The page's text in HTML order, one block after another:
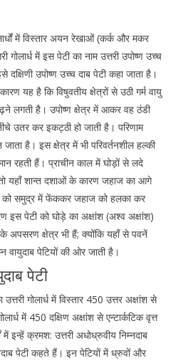
में विस्तार अयन रेखाओं (कर्क और मकर
गोलार्ध में इस पेटी का नाम उत्तरी उपोष्ण उच्च
दक्षिणी उपोष्ण उच्च दाब पेटी कहा जाता है।
यह है कि विषुवतीय क्षेत्रों से उठी गर्म वायु
लगती है। उपोष्ण क्षेत्र में आकर वह ठंडी
उतर कर इकट्ठी हो जाती है। परिणाम
है। इस क्षेत्र में भी परिवर्तनशील हल्की
रहती हैं। प्राचीन काल में घोड़ों से लदे
यहाँ शान्त दशाओं के कारण जहाज का आगे
को समुद्र में फेंककर जहाज को हलका कर
इस पेटी को घोड़े का अक्षांश (अश्व अक्षांश)
अपसरण क्षेत्र भी हैं; क्योंकि यहाँ से पवनें
पेटियों की ओर जाती है।
पेटी
गोलार्ध में विस्तार 450 उत्तर अक्षांश से
में 450 दक्षिण अक्षांश से एन्टार्कटिक वृत्त
में इन्हें क्रमश: उत्तरी अधोध्रुवीय निम्नदाब
पेटी कहते हैं। इन पेटियों में ध्रुवों और